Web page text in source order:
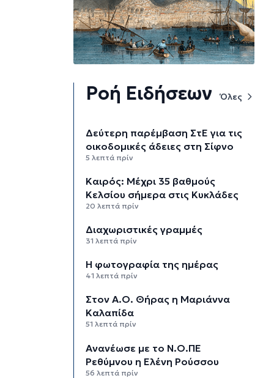
Ροή Ειδήσεων Όλες
Δεύτερη παρέμβαση ΣτΕ για τις
οικοδομικές άδειες στη Σίφνο
5 λεπτά πρίν
Καιρός: Μέχρι 35 βαθμούς
Κελσίου σήμερα στις Κυκλάδες
20 λεπτά πρίν
Διαχωριστικές γραμμές
31 λεπτά πρίν
Η φωτογραφία της ημέρας
41 λεπτά πρίν
Στον Α.Ο. Θήρας η Μαριάννα
Καλαπίδα
51 λεπτά πρίν
Ανανέωσε με το Ν.Ο.ΠΕ
Ρεθύμνου η Ελένη Ρούσσου
56 λεπτά πρίν